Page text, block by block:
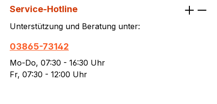
Konformität und Sicherheit: Entspricht
allgemeine Produktsicherheit (GPSR) Keine
eigenständige CE-Kennzeichnung erforderlich
vorgesehen Rückverfolgbarkeit:Das Produkt
wird standardmäßig mit eindeutigem
Service-Hotline
Unterstützung und Beratung unter:
03865-73142
Mo-Do, 07:30 - 16:30 Uhr
Fr, 07:30 - 12:00 Uhr